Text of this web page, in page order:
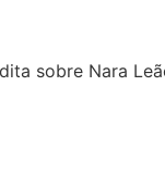
sobre Nara